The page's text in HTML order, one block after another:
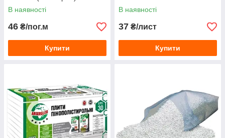
В наявності
46 ₴/пог.м
Купити
В наявності
37 ₴/лист
Купити